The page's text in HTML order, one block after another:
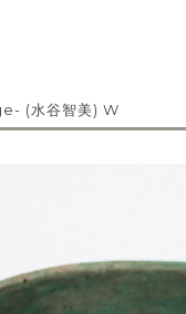
(水谷智美) W